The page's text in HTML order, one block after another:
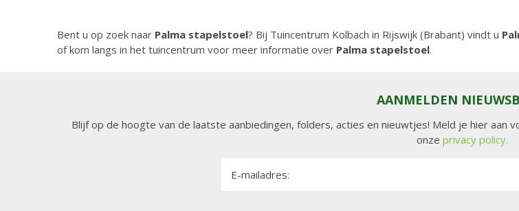
Bent u op zoek naar Palma stapelstoel? Bij Tuincentrum Kolbach in Rijswijk (Brabant) vindt u
of kom langs in het tuincentrum voor meer informatie over Palma stapelstoel.
AANMELDEN
Blijf op de hoogte van de laatste aanbiedingen, folders, acties en nieuwtjes! Meld je hier aan
onze privacy policy.
E-mailadres: